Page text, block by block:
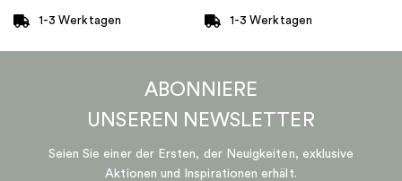
1-3 Werktagen 1-3 Werktagen
ABONNIERE
UNSEREN NEWSLETTER
Seien Sie einer der Ersten, der Neuigkeiten, exklusive
Aktionen und Inspirationen erhält.